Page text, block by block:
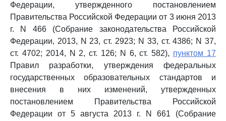
Федерации, утвержденного постановлением
Правительства Российской Федерации от 3 июня 2013
г. N 466 (Собрание законодательства Российской
Федерации, 2013, N 23, ст. 2923; N 33, ст. 4386; N 37,
ст. 4702; 2014, N 2, ст. 126; N 6, ст. 582), пунктом 17
Правил разработки, утверждения федеральных
государственных образовательных стандартов и
внесения в них изменений, утвержденных
постановлением Правительства Российской
Федерации от 5 августа 2013 г. N 661 (Собрание